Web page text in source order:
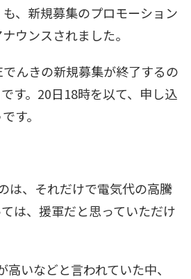
、新規募集のプロモーション
ウンスされました。
んきの新規募集が終了するの
す。20日18時を以て、申し込
す。
は、それだけで電気代の高騰
は、援軍だと思っていただけ
いなどと言われていた中、